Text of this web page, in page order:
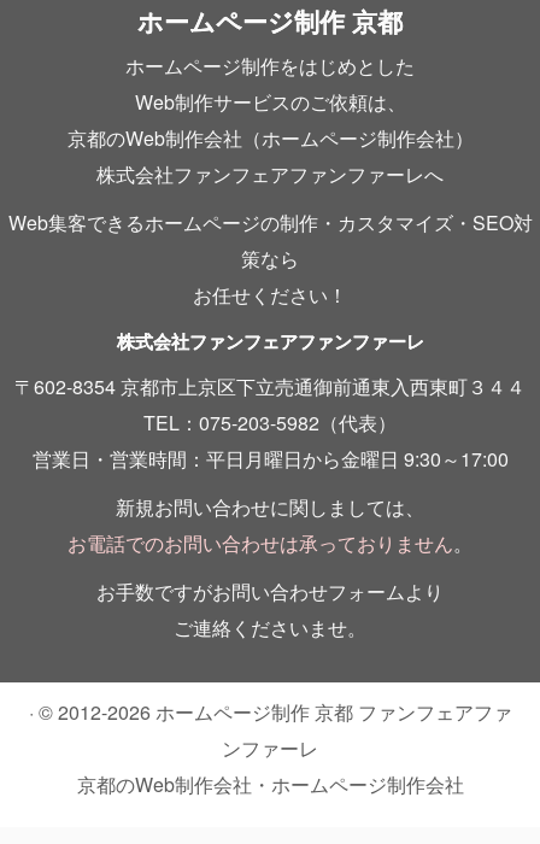
ホームページ制作 京都
ホームページ制作をはじめとした
Web制作サービスのご依頼は、
京都のWeb制作会社（ホームページ制作会社）
株式会社ファンフェアファンファーレへ
Web集客できるホームページの制作・カスタマイズ・SEO対
策なら
お任せください！
株式会社ファンフェアファンファーレ
〒602-8354 京都市上京区下立売通御前通東入西東町３４４
TEL：075-203-5982（代表）
営業日・営業時間：平日月曜日から金曜日 9:30～17:00
新規お問い合わせに関しましては、
お電話でのお問い合わせは承っておりません。
お手数ですがお問い合わせフォームより
ご連絡くださいませ。
· © 2012-2026ホームページ制作 京都 ファンフェアファ
ンファーレ
京都のWeb制作会社・ホームページ制作会社